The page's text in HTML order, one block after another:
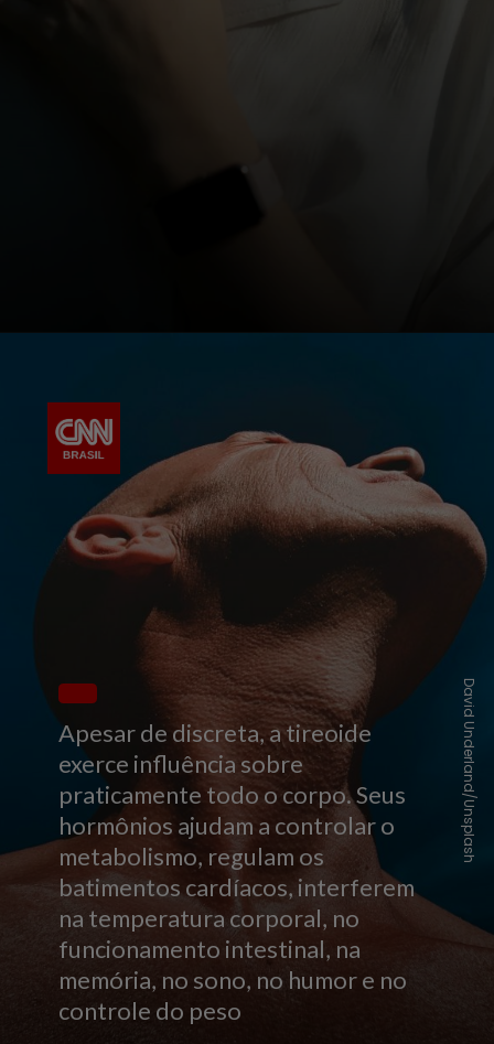
Apesar de discreta, a tireoide
exerce influência sobre
praticamente todo o corpo. Seus
hormônios ajudam a controlar o
metabolismo, regulam os
batimentos cardíacos, interferem
na temperatura corporal, no
funcionamento intestinal, na
memória, no sono, no humor e no
controle do peso
David Underland/Unsplash